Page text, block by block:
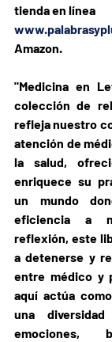
tienda en línea
Amazon.
"Medicina en
colección de
refleja nuestro
atención de
la salud,
enriquece su
un mundo
eficiencia a
reflexión, este
a detenerse y
entre médico y
aquí actúa
una